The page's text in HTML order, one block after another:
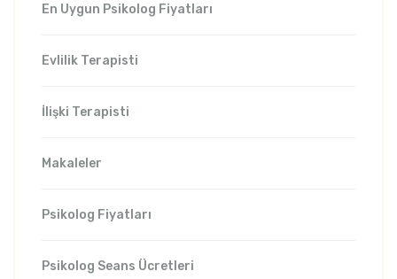
En Uygun Psikolog Fiyatları
Evlilik Terapisti
İlişki Terapisti
Makaleler
Psikolog Fiyatları
Psikolog Seans Ücretleri